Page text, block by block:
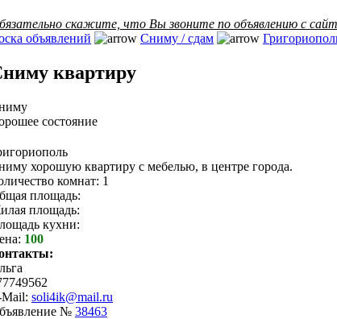
скажите, что Вы звоните по объявлению с
объявлений
Сниму / сдам
квартиру
состояние
хорошую квартиру с мебелью, в центре города.
комнат: 1
площадь:
площадь:
кухни:
100
soli4ik@mail.ru
№ 38463